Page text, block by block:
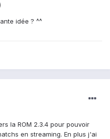
idée ? ^^
la ROM 2.3.4 pour pouvoir
en streaming. En plus j'ai